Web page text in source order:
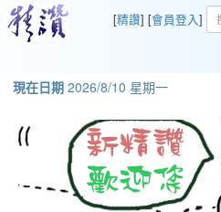
[精讚] [會員登入]
現在日期 2026/8/10 星期一